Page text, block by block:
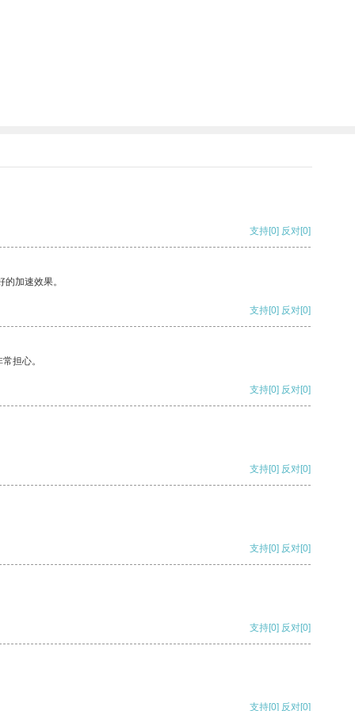
支持[0] 反对[0]
加速效果。
支持[0] 反对[0]
担心。
支持[0] 反对[0]
支持[0] 反对[0]
支持[0] 反对[0]
支持[0] 反对[0]
支持[0] 反对[0]